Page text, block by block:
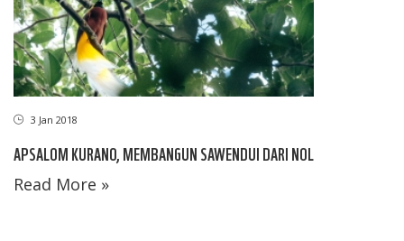
3 Jan 2018
APSALOM KURANO, MEMBANGUN SAWENDUI DARI NOL
Read More »